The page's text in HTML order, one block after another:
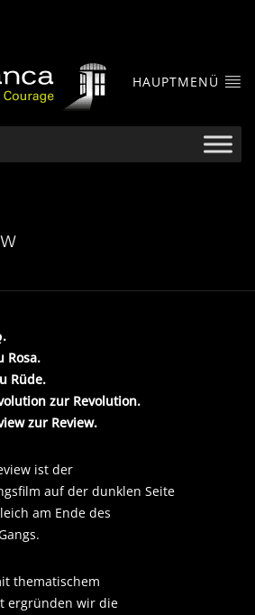
HAUPTMENÜ
Rosa.
Rüde.
zur Revolution.
zur Review.
ist der
auf der dunklen Seite
am Ende des
thematischem
ergründen wir die